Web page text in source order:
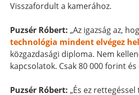
Visszafordult a kamerához.
Puzsér Róbert: „Az igazság az,
technológia mindent elvégez
közgazdasági diploma. Nem
kapcsolatok. Csak 80 000 forint
Puzsér Róbert: „És ez